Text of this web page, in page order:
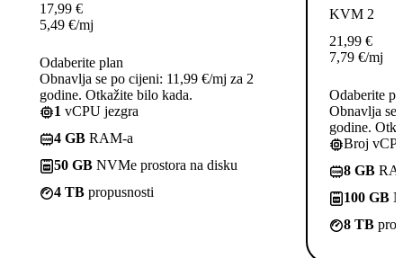
17,99 €
5,49 €/mj
Odaberite plan
Obnavlja se po cijeni: 11,99 €/mj za 2
godine. Otkažite bilo kada.
1 vCPU jezgra
4 GB RAM-a
50 GB NVMe prostora na disku
4 TB propusnosti
KVM 2
21,99 €
7,79 €/mj
Odaberite
Obnavlja se
godine.
Broj
8 GB
100 GB
8 TB